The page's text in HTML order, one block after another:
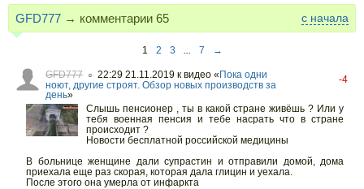
GFD777 → комментарии 65 с начала
1 2 3 ... 7 →
GFD777 ○ 22:29 21.11.2019 к видео « Пока одни
ноют, другие строят. Обзор новых производств за
день»
-4
Слышь пенсионер , ты в какой стране живёшь ? Или у
тебя военная пенсия и тебе насрать что в стране
происходит ?
Новости бесплатной российской медицины
В больнице женщине дали супрастин и отправили домой, дома
приехала еще раз скорая, которая дала глицин и уехала.
После этого она умерла от инфаркта